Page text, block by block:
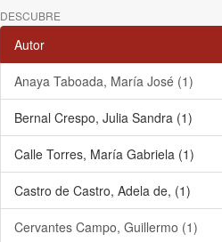
DESCUBRE
Autor
Anaya Taboada, María José (1)
Bernal Crespo, Julia Sandra (1)
Calle Torres, María Gabriela (1)
Castro de Castro, Adela de, (1)
Cervantes Campo, Guillermo (1)